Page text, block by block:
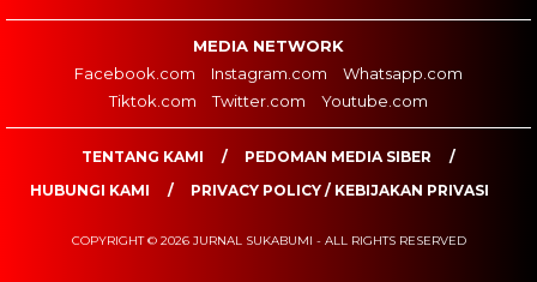
MEDIA NETWORK
Facebook.com
Instagram.com
Whatsapp.com
Tiktok.com
Twitter.com Youtube.com
TENTANG KAMI
PEDOMAN MEDIA SIBER
HUBUNGI KAMI
PRIVACY POLICY / KEBIJAKAN PRIVASI
COPYRIGHT © 2026 JURNAL SUKABUMI - ALL RIGHTS RESERVED